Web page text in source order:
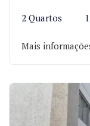
2 Quartos
Mais